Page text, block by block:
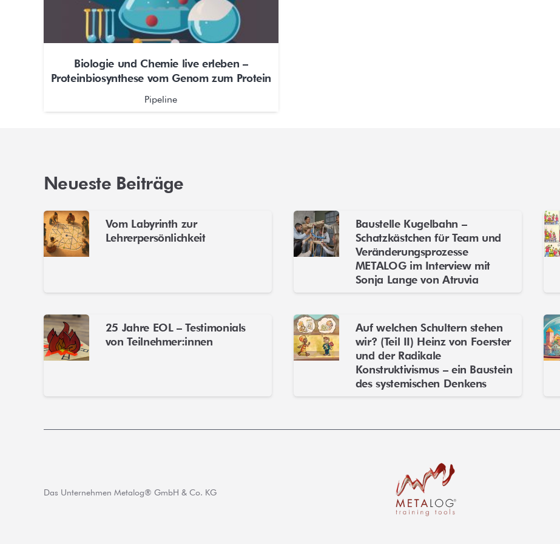
Biologie und Chemie live erleben –
Proteinbiosynthese vom Genom zum Protein
Pipeline
Neueste Beiträge
Vom Labyrinth zur
Lehrerpersönlichkeit
Baustelle Kugelbahn –
Schatzkästchen für Team und
Veränderungsprozesse
METALOG im Interview mit
Sonja Lange von Atruvia
25 Jahre EOL – Testimonials
von Teilnehmer:innen
Auf welchen Schultern stehen
wir? (Teil II) Heinz von Foerster
und der Radikale
Konstruktivismus – ein Baustein
des systemischen Denkens
Das Unternehmen Metalog® GmbH & Co. KG